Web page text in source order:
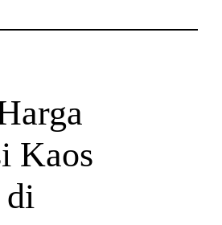
Kaos
di